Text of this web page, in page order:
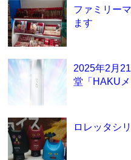
ファミリー
ます
2025年2月
堂「HAKU
ロレッタシ